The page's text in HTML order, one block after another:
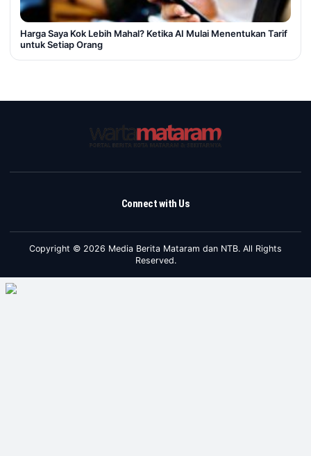
Harga Saya Kok Lebih Mahal? Ketika AI Mulai Menentukan Tarif
untuk Setiap Orang
Connect with Us
Copyright © 2026 Media Berita Mataram dan NTB. All Rights
Reserved.